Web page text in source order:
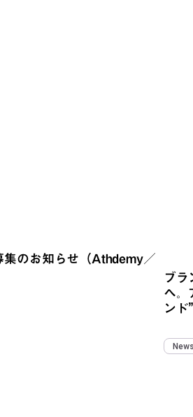
のお知らせ（Athdemy／
ブ
へ
ン
News